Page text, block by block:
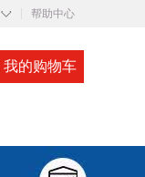
◇ 帮助中心
我的购物车